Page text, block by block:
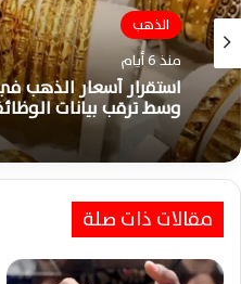
الذهب
منذ 6 أيام
استقرار أسعار الذهب
وسط ترقب بيانات
مقالات ذات صلة